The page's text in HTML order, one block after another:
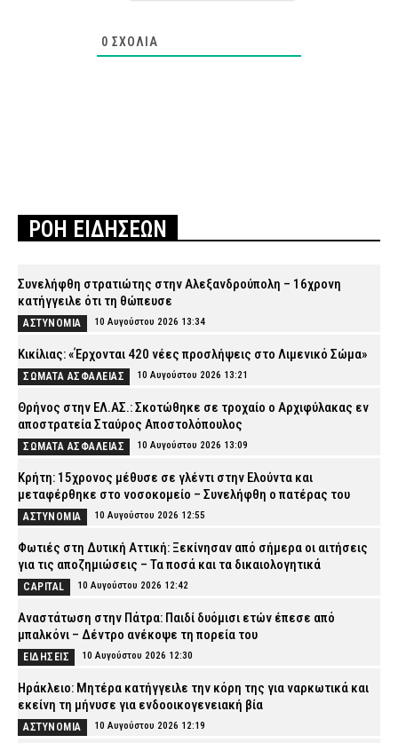
0 ΣΧΌΛΙΑ
ΡΟΗ ΕΙΔΗΣΕΩΝ
Συνελήφθη στρατιώτης στην Αλεξανδρούπολη – 16χρονη
κατήγγειλε ότι τη θώπευσε
ΑΣΤΥΝΟΜΙΑ 10 Αυγούστου 2026 13:34
Κικίλιας: «Έρχονται 420 νέες προσλήψεις στο Λιμενικό Σώμα»
ΣΩΜΑΤΑ ΑΣΦΑΛΕΙΑΣ 10 Αυγούστου 2026 13:21
Θρήνος στην ΕΛ.ΑΣ.: Σκοτώθηκε σε τροχαίο ο Αρχιφύλακας εν
αποστρατεία Σταύρος Αποστολόπουλος
ΣΩΜΑΤΑ ΑΣΦΑΛΕΙΑΣ 10 Αυγούστου 2026 13:09
Κρήτη: 15χρονος μέθυσε σε γλέντι στην Ελούντα και
μεταφέρθηκε στο νοσοκομείο – Συνελήφθη ο πατέρας του
ΑΣΤΥΝΟΜΙΑ 10 Αυγούστου 2026 12:55
Φωτιές στη Δυτική Αττική: Ξεκίνησαν από σήμερα οι αιτήσεις
για τις αποζημιώσεις – Τα ποσά και τα δικαιολογητικά
CAPITAL 10 Αυγούστου 2026 12:42
Αναστάτωση στην Πάτρα: Παιδί δυόμισι ετών έπεσε από
μπαλκόνι – Δέντρο ανέκοψε τη πορεία του
ΕΙΔΗΣΕΙΣ 10 Αυγούστου 2026 12:30
Ηράκλειο: Μητέρα κατήγγειλε την κόρη της για ναρκωτικά και
εκείνη τη μήνυσε για ενδοοικογενειακή βία
ΑΣΤΥΝΟΜΙΑ 10 Αυγούστου 2026 12:19